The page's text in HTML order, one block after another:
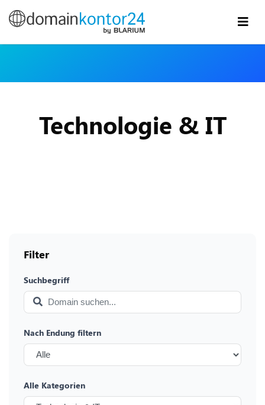
Technologie & IT
Filter
Suchbegriff
Nach Endung filtern
Alle Kategorien